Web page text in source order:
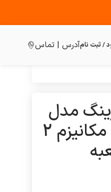
/ ثبت نامآدرس | تماس
مدل
+800 – سایز 0.7 – مکانیزم 2